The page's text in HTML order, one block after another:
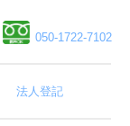
050-1722-7102
法人登記